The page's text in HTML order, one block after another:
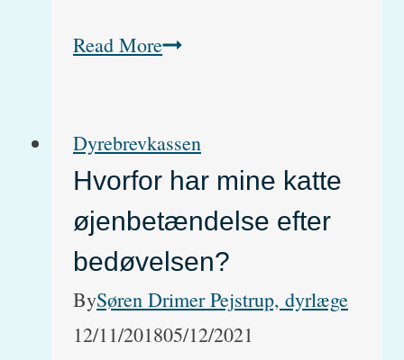
Read MoreChipmærkning
(video
med
hvordan
det
foregår)
Dyrebrevkassen
Hvorfor har mine katte
øjenbetændelse efter
bedøvelsen?
BySøren Drimer Pejstrup, dyrlæge
12/11/201805/12/2021